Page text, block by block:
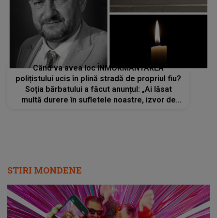
Când va avea loc ÎNMORMÂNTAREA
polițistului ucis în plină stradă de propriul fiu?
Soția bărbatului a făcut anunțul: „Ai lăsat
multă durere în sufletele noastre, izvor de
STIRI MONDENE